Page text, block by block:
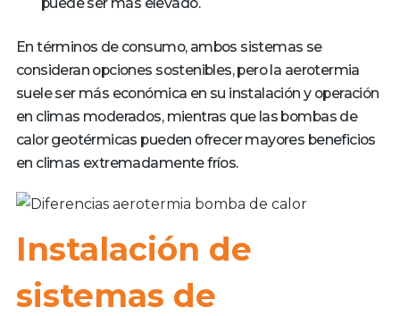
En términos de consumo, ambos sistemas se
consideran opciones sostenibles, pero la aerotermia
suele ser más económica en su instalación y operación
en climas moderados, mientras que las bombas de
calor geotérmicas pueden ofrecer mayores beneficios
en climas extremadamente fríos.
Instalación de
sistemas de